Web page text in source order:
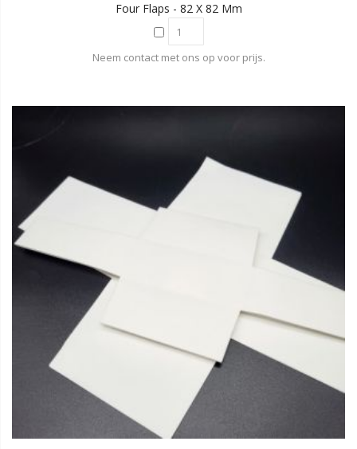
Four Flaps - 82 X 82 Mm
Neem contact met ons op voor prijs.